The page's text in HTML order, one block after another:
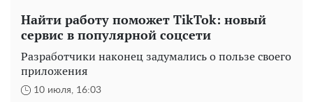
Найти работу поможет TikTok: новый
сервис в популярной соцсети
Разработчики наконец задумались о пользе своего
приложения
10 июля, 16:03